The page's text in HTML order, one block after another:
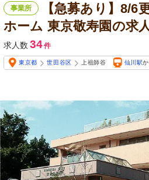
事業所
【急募あり】8/6
ホーム 東京敬寿園の求
求人数 34件
東京都 世田谷区 上祖師谷 仙川駅